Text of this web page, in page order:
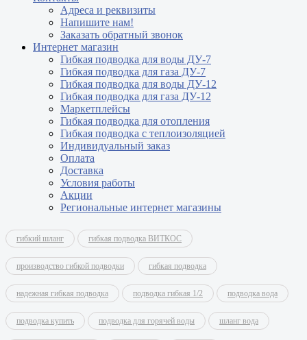
Адреса и реквизиты
Напишите нам!
Заказать обратный звонок
Интернет магазин
Гибкая подводка для воды ДУ-7
Гибкая подводка для газа ДУ-7
Гибкая подводка для воды ДУ-12
Гибкая подводка для газа ДУ-12
Маркетплейсы
Гибкая подводка для отопления
Гибкая подводка с теплоизоляцией
Индивидуальный заказ
Оплата
Доставка
Условия работы
Акции
Региональные интернет магазины
гибкий шланг гибкая подводка ВИТКОС
производство гибкой подводки гибкая подводка
надежная гибкая подводка подводка гибкая 1/2 подводка вода
подводка купить подводка для горячей воды шланг вода